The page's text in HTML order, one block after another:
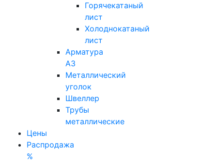
Горячекатаный
лист
Холоднокатаный
лист
Арматура
А3
Металлический
уголок
Швеллер
Трубы
металлические
Цены
Распродажа
%